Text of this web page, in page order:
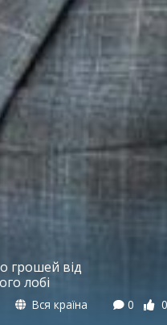
грошей від
лобі
Вся країна 0 0